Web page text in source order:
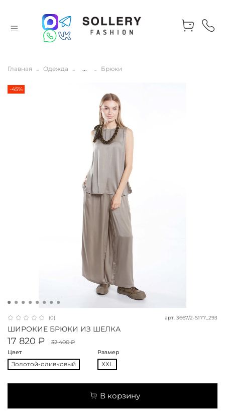
Главная Одежда ... Брюки
-45%
(0) арт. 3667/2-S177_293
ШИРОКИЕ БРЮКИ ИЗ ШЕЛКА
17 820 ₽
32 400 ₽
Цвет
Золотой-оливковый
Размер
XXL
В корзину